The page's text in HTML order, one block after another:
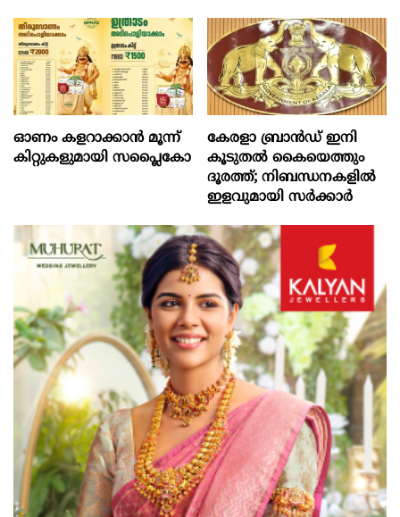
ഓണം കളറാക്കാന്‍ മൂന്ന്
കിറ്റുകളുമായി സപ്ലൈകോ
കേരളാ ബ്രാൻഡ് ഇനി
കൂടുതൽ കൈയെത്തും
ദൂരത്ത്; നിബന്ധനകളിൽ
ഇളവുമായി സർക്കാർ